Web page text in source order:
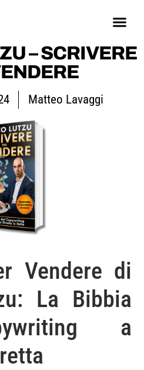
– SCRIVERE
Matteo Lavaggi
Vendere di
La Bibbia
a